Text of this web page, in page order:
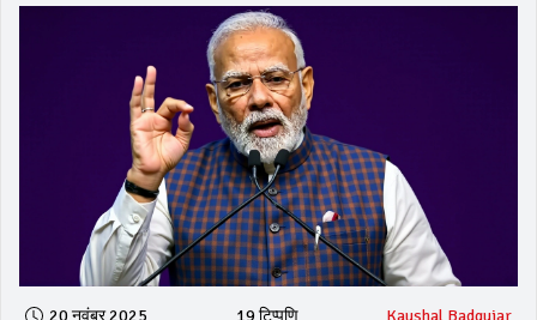
20 नवंबर 2025 19 टिप्पणि Kaushal Badgujar